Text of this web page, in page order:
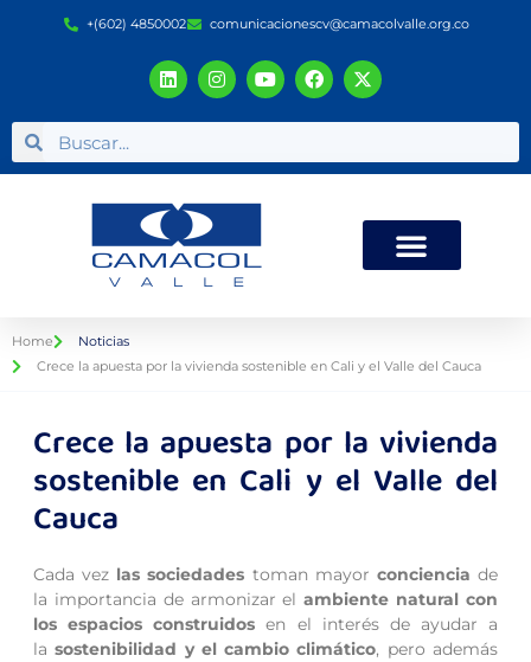
+(602) 4850002 comunicacionescv@camacolvalle.org.co
Home
Noticias
Crece la apuesta por la vivienda sostenible en Cali y el Valle del Cauca
Crece la apuesta por la vivienda
sostenible en Cali y el Valle del
Cauca
Cada vez las sociedades toman mayor conciencia de
la importancia de armonizar el ambiente natural con
los espacios construidosen el interés de ayudar a
lasostenibilidad y el cambio climático, pero además